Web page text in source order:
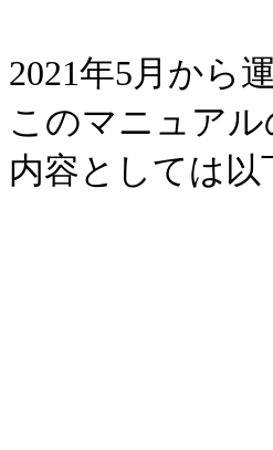
2021年5月から
このマニュア
内容としては以